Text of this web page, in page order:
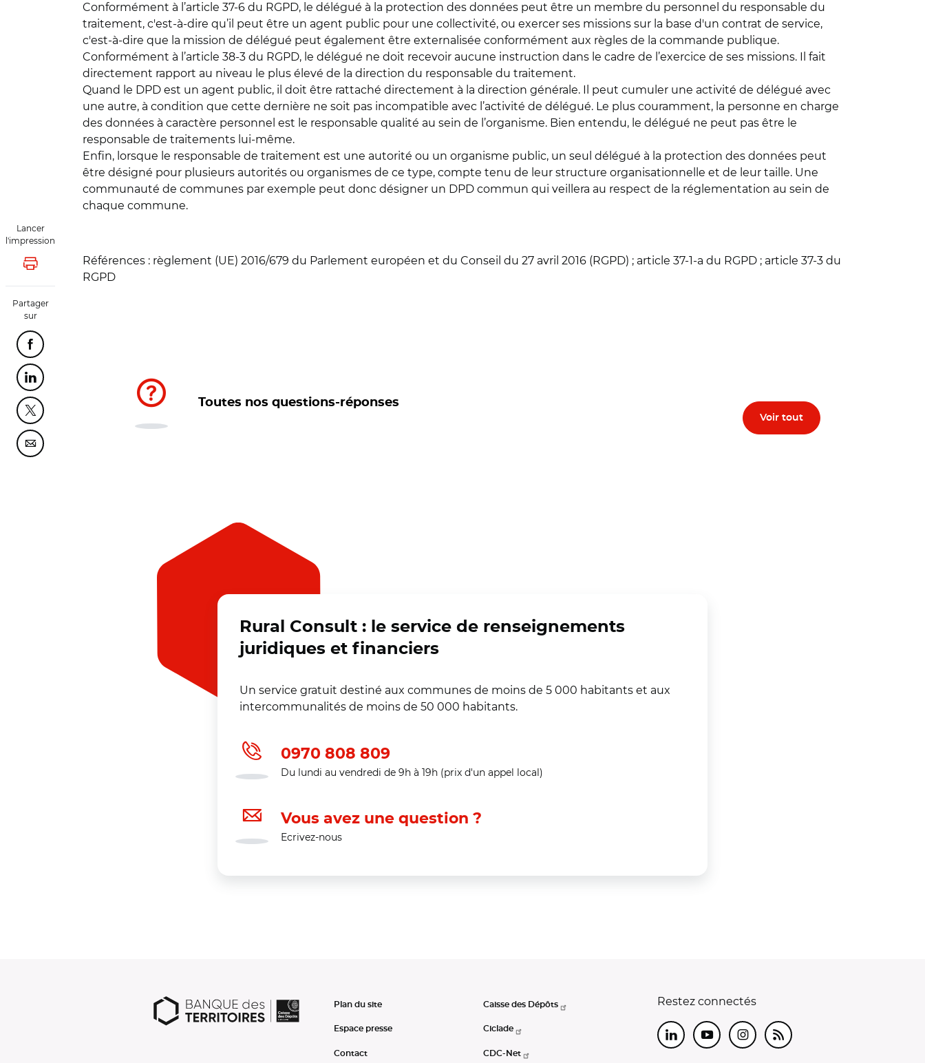
Lancer
l'impression
Lancer l'impression
Partager
sur
Partager cette page sur Facebook
Partager cette page sur Linkedin
Partager cette page sur Twitter
Partager cette page sur Courriel
Conformément à l’article 37-6 du RGPD, le délégué à la protection des données peut être un membre du personnel du responsable du
traitement, c'est-à-dire qu’il peut être un agent public pour une collectivité, ou exercer ses missions sur la base d'un contrat de service,
c'est-à-dire que la mission de délégué peut également être externalisée conformément aux règles de la commande publique.
Conformément à l’article 38-3 du RGPD, le délégué ne doit recevoir aucune instruction dans le cadre de l’exercice de ses missions. Il fait
directement rapport au niveau le plus élevé de la direction du responsable du traitement.
Quand le DPD est un agent public, il doit être rattaché directement à la direction générale. Il peut cumuler une activité de délégué avec
une autre, à condition que cette dernière ne soit pas incompatible avec l’activité de délégué. Le plus couramment, la personne en charge
des données à caractère personnel est le responsable qualité au sein de l’organisme. Bien entendu, le délégué ne peut pas être le
responsable de traitements lui-même.
Enfin, lorsque le responsable de traitement est une autorité ou un organisme public, un seul délégué à la protection des données peut
être désigné pour plusieurs autorités ou organismes de ce type, compte tenu de leur structure organisationnelle et de leur taille. Une
communauté de communes par exemple peut donc désigner un DPD commun qui veillera au respect de la réglementation au sein de
chaque commune.
Références : règlement (UE) 2016/679 du Parlement européen et du Conseil du 27 avril 2016 (RGPD) ; article 37-1-a du RGPD ; article 37-3 du
RGPD
Toutes nos questions-réponses
Voir tout
Rural Consult : le service de renseignements
juridiques et financiers
Un service gratuit destiné aux communes de moins de 5 000 habitants et aux
intercommunalités de moins de 50 000 habitants.
0970 808 809
Du lundi au vendredi de 9h à 19h (prix d'un appel local)
Vous avez une question ?
Ecrivez-nous
Plan du site
Espace presse
Contact
Caisse des Dépôts
Ciclade
CDC-Net
Restez connectés
LinkedInYoutubeInstagram
RSS